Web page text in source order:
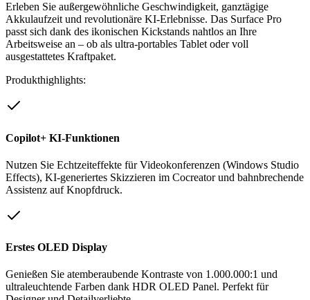
Erleben Sie außergewöhnliche Geschwindigkeit, ganztägige
Akkulaufzeit und revolutionäre KI-Erlebnisse. Das Surface Pro
passt sich dank des ikonischen Kickstands nahtlos an Ihre
Arbeitsweise an – ob als ultra-portables Tablet oder voll
ausgestattetes Kraftpaket.
Produkthighlights:
Copilot+ KI-Funktionen
Nutzen Sie Echtzeiteffekte für Videokonferenzen (Windows Studio
Effects), KI-generiertes Skizzieren im Cocreator und bahnbrechende
Assistenz auf Knopfdruck.
Erstes OLED Display
Genießen Sie atemberaubende Kontraste von 1.000.000:1 und
ultraleuchtende Farben dank HDR OLED Panel. Perfekt für